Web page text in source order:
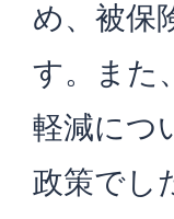
め、被保
す。また
軽減につ
政策でし